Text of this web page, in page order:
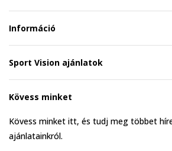
Információ
Sport Vision ajánlatok
Kövess minket
Kövess minket itt, és tudj meg többet
ajánlatainkról.